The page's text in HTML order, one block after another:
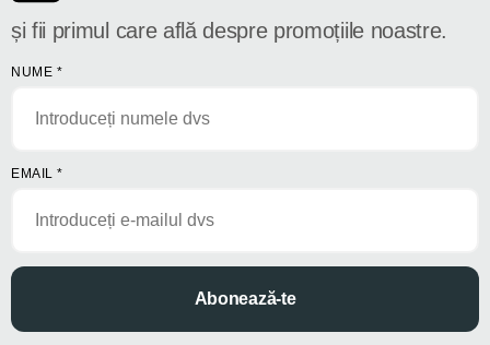
și fii primul care află despre promoțiile noastre.
NUME *
EMAIL *
Abonează-te